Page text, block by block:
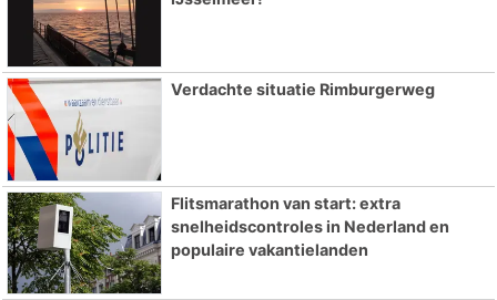
Verdachte situatie Rimburgerweg
Flitsmarathon van start: extra
snelheidscontroles in Nederland en
populaire vakantielanden